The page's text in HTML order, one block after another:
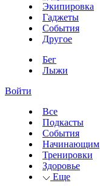
Экипировка
Гаджеты
События
Другое
Бег
Лыжи
Войти
Все
Подкасты
События
Начинающим
Тренировки
Здоровье
Еще